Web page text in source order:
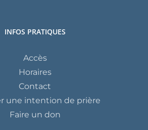
INFOS PRATIQUES
Accès
Horaires
Contact
une intention de prière
Faire un don